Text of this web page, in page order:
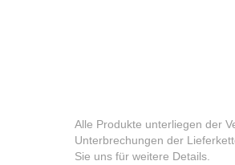
Alle Produkte unterliegen der
Unterbrechungen der
Sie uns für weitere Details.